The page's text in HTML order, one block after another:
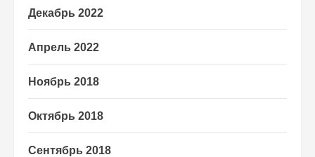
Декабрь 2022
Апрель 2022
Ноябрь 2018
Октябрь 2018
Сентябрь 2018